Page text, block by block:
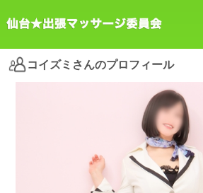
コイズミさんのプロフィール